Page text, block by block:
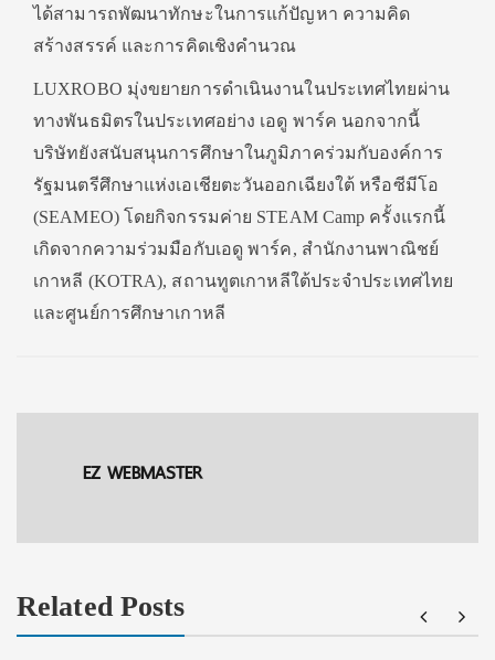
ได้สามารถพัฒนาทักษะในการแก้ปัญหา ความคิด
สร้างสรรค์ และการคิดเชิงคำนวณ
LUXROBO มุ่งขยายการดำเนินงานในประเทศไทยผ่าน
ทางพันธมิตรในประเทศอย่าง เอดู พาร์ค นอกจากนี้
บริษัทยังสนับสนุนการศึกษาในภูมิภาคร่วมกับองค์การ
รัฐมนตรีศึกษาแห่งเอเชียตะวันออกเฉียงใต้ หรือซีมีโอ
(SEAMEO) โดยกิจกรรมค่าย STEAM Camp ครั้งแรกนี้
เกิดจากความร่วมมือกับเอดู พาร์ค, สำนักงานพาณิชย์
เกาหลี (KOTRA), สถานทูตเกาหลีใต้ประจำประเทศไทย
และศูนย์การศึกษาเกาหลี
EZ WEBMASTER
Related Posts